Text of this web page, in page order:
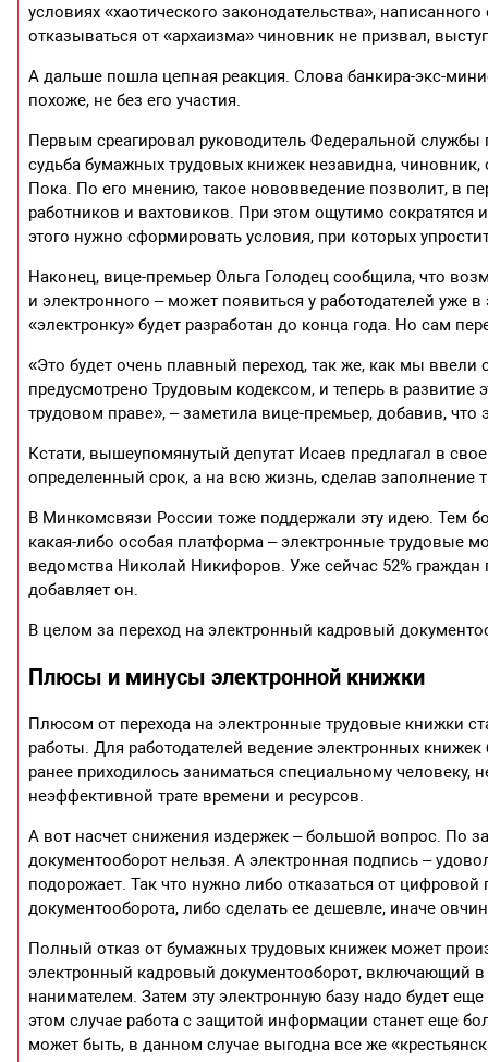
условиях «хаотического законодательства»,
отказываться от «архаизма» чиновник не призвал,
А дальше пошла цепная реакция. Слова банкира-экс-
похоже, не без его участия.
Первым среагировал руководитель Федеральной службы
судьба бумажных трудовых книжек незавидна,
Пока. По его мнению, такое нововведение позволит, в
работников и вахтовиков. При этом ощутимо
этого нужно сформировать условия, при которых
Наконец, вице-премьер Ольга Голодец сообщила, что
и электронного – может появиться у работодателей уже
«электронку» будет разработан до конца года. Но сам
«Это будет очень плавный переход, так же, как мы ввели
предусмотрено Трудовым кодексом, и теперь в
трудовом праве», – заметила вице-премьер, добавив,
Кстати, вышеупомянутый депутат Исаев предлагал в
определенный срок, а на всю жизнь, сделав заполнение
В Минкомсвязи России тоже поддержали эту идею. Тем
какая-либо особая платформа – электронные трудовые
ведомства Николай Никифоров. Уже сейчас 52% граждан
добавляет он.
В целом за переход на электронный кад­ровый
Плюсы и минусы электронной книжки
Плюсом от перехода на электронные трудовые книжки
работы. Для работодателей ведение электронных
ранее приходилось заниматься специальному
неэффективной трате времени и ресурсов.
А вот насчет снижения издержек – большой вопрос. По
документооборот нельзя. А электронная подпись –
подорожает. Так что нужно либо отказаться от
документооборота, либо сделать ее дешевле, иначе
Полный отказ от бумажных трудовых книжек может
электронный кадровый документооборот, включающий
нанимателем. Затем эту электронную базу надо будет
этом случае работа с защитой информации станет еще
может быть, в данном случае выгодна все же